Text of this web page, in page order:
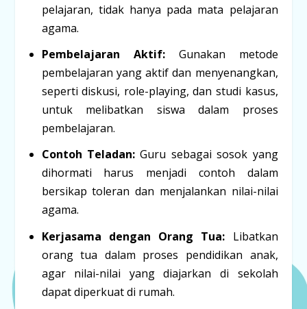
pelajaran, tidak hanya pada mata pelajaran
agama.
Pembelajaran Aktif:Gunakan metode
pembelajaran yang aktif dan menyenangkan,
seperti diskusi, role-playing, dan studi kasus,
untuk melibatkan siswa dalam proses
pembelajaran.
Contoh Teladan: Guru sebagai sosok yang
dihormati harus menjadi contoh dalam
bersikap toleran dan menjalankan nilai-nilai
agama.
Kerjasama dengan Orang Tua: Libatkan
orang tua dalam proses pendidikan anak,
agar nilai-nilai yang diajarkan di sekolah
dapat diperkuat di rumah.